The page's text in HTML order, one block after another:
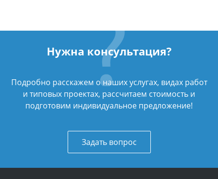
Нужна консультация?
Подробно расскажем о наших услугах, видах работ
и типовых проектах, рассчитаем стоимость и
подготовим индивидуальное предложение!
Задать вопрос